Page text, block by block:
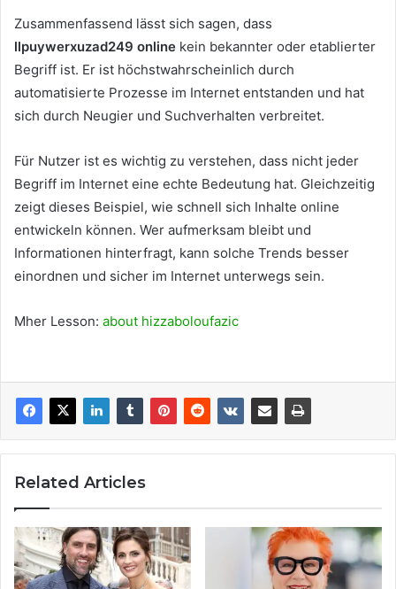
Zusammenfassend lässt sich sagen, dass
llpuywerxuzad249 online kein bekannter oder etablierter
Begriff ist. Er ist höchstwahrscheinlich durch
automatisierte Prozesse im Internet entstanden und hat
sich durch Neugier und Suchverhalten verbreitet.
Für Nutzer ist es wichtig zu verstehen, dass nicht jeder
Begriff im Internet eine echte Bedeutung hat. Gleichzeitig
zeigt dieses Beispiel, wie schnell sich Inhalte online
entwickeln können. Wer aufmerksam bleibt und
Informationen hinterfragt, kann solche Trends besser
einordnen und sicher im Internet unterwegs sein.
Mher Lesson: about hizzaboloufazic
Related Articles